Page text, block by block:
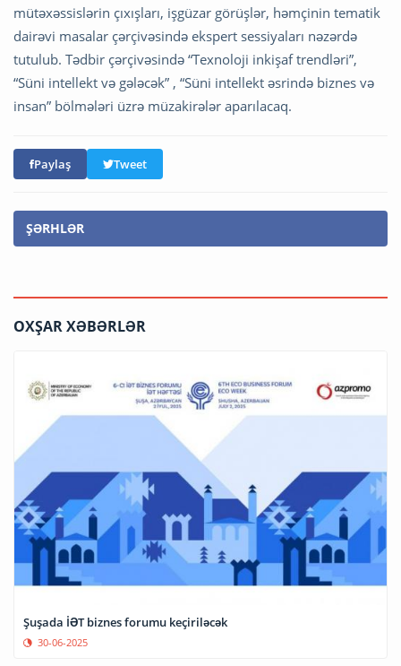
mütəxəssislərin çıxışları, işgüzar görüşlər, həmçinin tematik
dairəvi masalar çərçivəsində ekspert sessiyaları nəzərdə
tutulub. Tədbir çərçivəsində “Texnoloji inkişaf trendləri”,
“Süni intellekt və gələcək” , “Süni intellekt əsrində biznes və
insan” bölmələri üzrə müzakirələr aparılacaq.
Paylaş Tweet
ŞƏRHLƏR
OXŞAR XƏBƏRLƏR
Şuşada İƏT biznes forumu keçiriləcək
30-06-2025